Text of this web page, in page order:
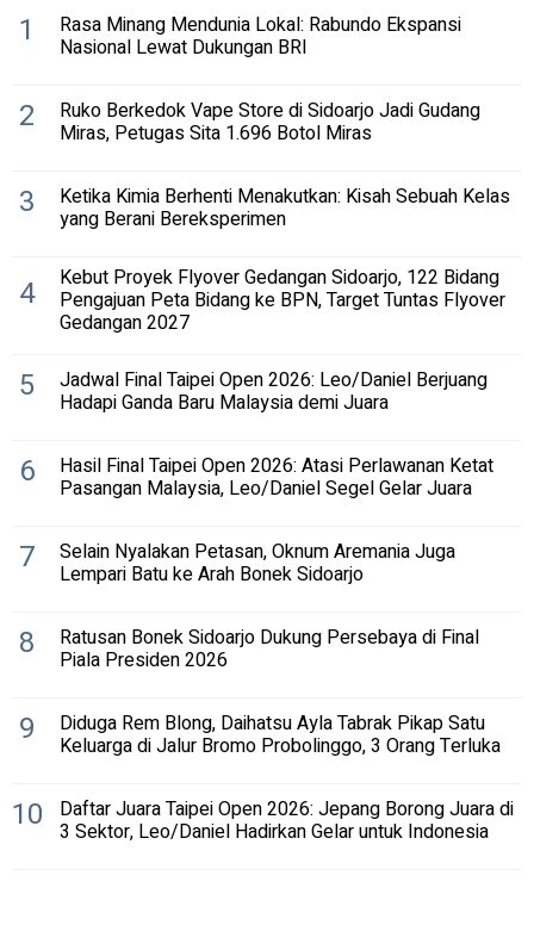
1 Rasa Minang Mendunia Lokal: Rabundo Ekspansi
Nasional Lewat Dukungan BRI
2 Ruko Berkedok Vape Store di Sidoarjo Jadi Gudang
Miras, Petugas Sita 1.696 Botol Miras
3 Ketika Kimia Berhenti Menakutkan: Kisah Sebuah Kelas
yang Berani Bereksperimen
4 Kebut Proyek Flyover Gedangan Sidoarjo, 122 Bidang
Pengajuan Peta Bidang ke BPN, Target Tuntas Flyover
Gedangan 2027
5 Jadwal Final Taipei Open 2026: Leo/Daniel Berjuang
Hadapi Ganda Baru Malaysia demi Juara
6 Hasil Final Taipei Open 2026: Atasi Perlawanan Ketat
Pasangan Malaysia, Leo/Daniel Segel Gelar Juara
7 Selain Nyalakan Petasan, Oknum Aremania Juga
Lempari Batu ke Arah Bonek Sidoarjo
8 Ratusan Bonek Sidoarjo Dukung Persebaya di Final
Piala Presiden 2026
9 Diduga Rem Blong, Daihatsu Ayla Tabrak Pikap Satu
Keluarga di Jalur Bromo Probolinggo, 3 Orang Terluka
10 Daftar Juara Taipei Open 2026: Jepang Borong Juara di
3 Sektor, Leo/Daniel Hadirkan Gelar untuk Indonesia